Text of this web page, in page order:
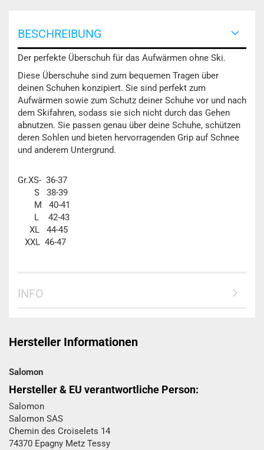
BESCHREIBUNG
Der perfekte Überschuh für das Aufwärmen ohne Ski.
Diese Überschuhe sind zum bequemen Tragen über
deinen Schuhen konzipiert. Sie sind perfekt zum
Aufwärmen sowie zum Schutz deiner Schuhe vor und nach
dem Skifahren, sodass sie sich nicht durch das Gehen
abnutzen. Sie passen genau über deine Schuhe, schützen
deren Sohlen und bieten hervorragenden Grip auf Schnee
und anderem Untergrund.
Gr.XS- 36-37
S 38-39
M 40-41
L 42-43
XL 44-45
XXL 46-47
INFO
Hersteller Informationen
Salomon
Hersteller & EU verantwortliche Person:
Salomon
Salomon SAS
Chemin des Croiselets 14
74370 Epagny Metz Tessy